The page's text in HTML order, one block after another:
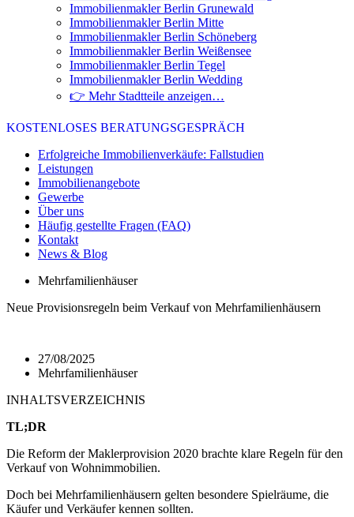
Immobilienmakler Berlin Grunewald
Immobilienmakler Berlin Mitte
Immobilienmakler Berlin Schöneberg
Immobilienmakler Berlin Weißensee
Immobilienmakler Berlin Tegel
Immobilienmakler Berlin Wedding
👉 Mehr Stadtteile anzeigen…
KOSTENLOSES BERATUNGSGESPRÄCH
Erfolgreiche Immobilienverkäufe: Fallstudien
Leistungen
Immobilienangebote
Gewerbe
Über uns
Häufig gestellte Fragen (FAQ)
Kontakt
News & Blog
Mehrfamilienhäuser
Neue Provisionsregeln beim Verkauf von Mehrfamilienhäusern
27/08/2025
Mehrfamilienhäuser
INHALTSVERZEICHNIS
TL;DR
Die Reform der Maklerprovision 2020 brachte klare Regeln für den
Verkauf von Wohnimmobilien.
Doch bei Mehrfamilienhäusern gelten besondere Spielräume, die
Käufer und Verkäufer kennen sollten.